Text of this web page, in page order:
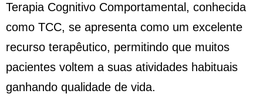
Terapia Cognitivo Comportamental, conhecida
como TCC, se apresenta como um excelente
recurso terapêutico, permitindo que muitos
pacientes voltem a suas atividades habituais
ganhando qualidade de vida.